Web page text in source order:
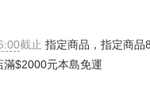
截止 指定商品，指定商品
滿$2000元本島免運